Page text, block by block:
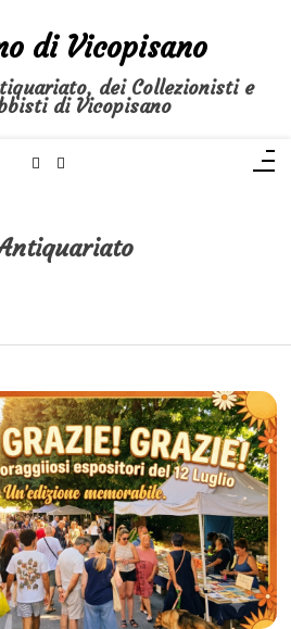
di Vicopisano
dei Collezionisti e
di Vicopisano